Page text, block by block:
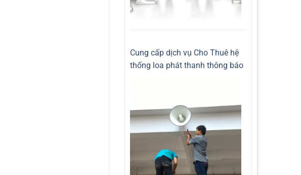
Cung cấp dịch vụ Cho Thuê hệ
thống loa phát thanh thông báo